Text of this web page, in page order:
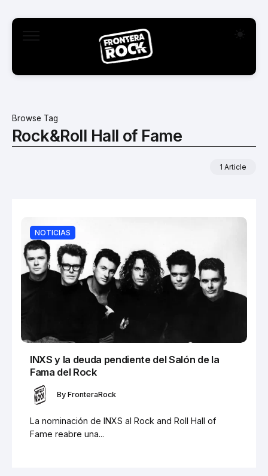
Browse Tag
Rock&Roll Hall of Fame
1 Article
NOTICIAS
INXS y la deuda pendiente del Salón de la
Fama del Rock
By FronteraRock
La nominación de INXS al Rock and Roll Hall of
Fame reabre una...